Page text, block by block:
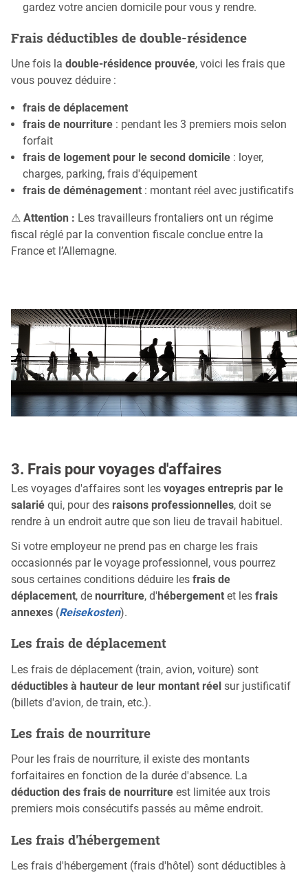
gardez votre ancien domicile pour vous y rendre.
Frais déductibles de double-résidence
Une fois la double-résidence prouvée, voici les frais que
vous pouvez déduire :
frais de déplacement
frais de nourriture : pendant les 3 premiers mois selon
forfait
frais de logement pour le second domicile : loyer,
charges, parking, frais d'équipement
frais de déménagement : montant réel avec justificatifs
⚠ Attention : Les travailleurs frontaliers ont un régime
fiscal réglé par la convention fiscale conclue entre la
France et l’Allemagne.
3. Frais pour voyages d'affaires
Les voyages d'affaires sont les voyages entrepris par le
salarié qui, pour des raisons professionnelles, doit se
rendre à un endroit autre que son lieu de travail habituel.
Si votre employeur ne prend pas en charge les frais
occasionnés par le voyage professionnel, vous pourrez
sous certaines conditions déduire les frais de
déplacement, de nourriture, d'hébergement et les frais
annexes (Reisekosten).
Les frais de déplacement
Les frais de déplacement (train, avion, voiture) sont
déductibles à hauteur de leur montant réel sur justificatif
(billets d'avion, de train, etc.).
Les frais de nourriture
Pour les frais de nourriture, il existe des montants
forfaitaires en fonction de la durée d'absence. La
déduction des frais de nourriture est limitée aux trois
premiers mois consécutifs passés au même endroit.
Les frais d'hébergement
Les frais d'hébergement (frais d'hôtel) sont déductibles à